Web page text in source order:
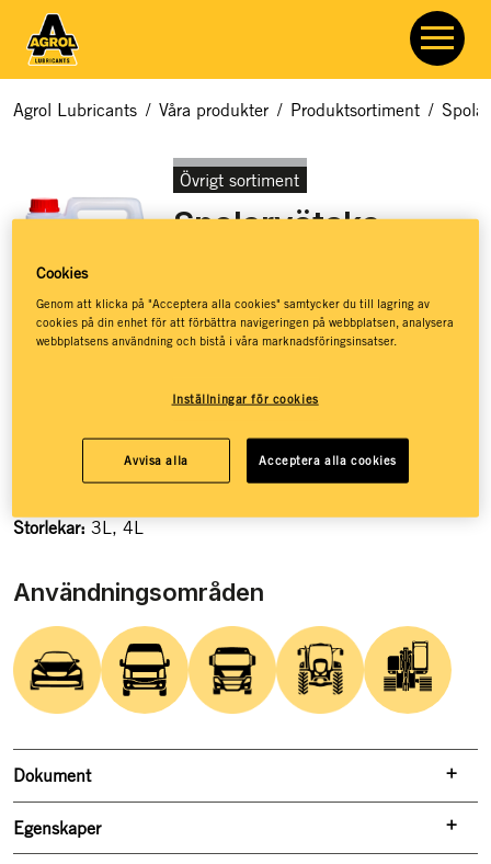
Agrol Lubricants / Våra produkter / Produktsortiment /
Övrigt sortiment
Spolarvätska
Artikelnummer:7609
Färdigblandad spolarvätska för vindrute- och
Ger effektiv rengöring
Ger starkt frostskydd
Storlekar: 3L, 4L
Användningsområden
Dokument
Egenskaper
Cookies
Genom att klicka på "Acceptera alla cookies" samtycker du till lagring av
cookies på din enhet för att förbättra navigeringen på webbplatsen, analysera
webbplatsens användning och bistå i våra marknadsföringsinsatser.
Inställningar för cookies
Avvisa alla Acceptera alla cookies